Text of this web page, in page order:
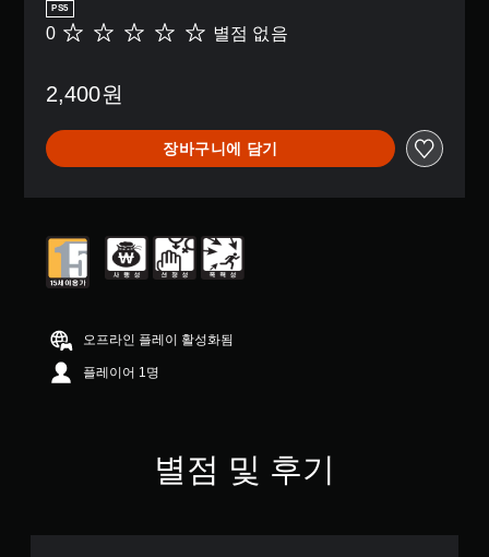
PS5
별
음
0 별점 없음
2,400원
장바구니에 담기
오프라인 플레이 활성화됨
플레이어 1명
별점 및 후기